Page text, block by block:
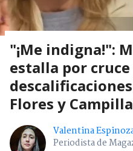
"¡Me indigna!":
estalla por
Flores y
Valentina
Periodista de